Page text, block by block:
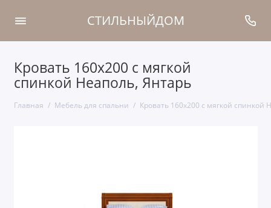
СТИЛЬНЫЙДОМ
Кровать 160x200 с мягкой
спинкой Неаполь, Янтарь
Главная Мебель для спальни Кровать 160x200 с мягкой спинкой